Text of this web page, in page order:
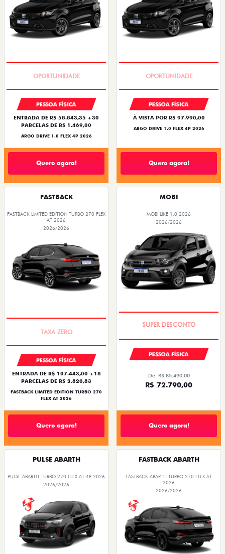
PESSOA FÍSICA
ENTRADA DE R$ 58.843,35 +30
PARCELAS DE R$ 1.469,00
ARGO DRIVE 1.0 FLEX 4P 2026
Quero agora!
PESSOA FÍSICA
À VISTA POR R$ 97.990,00
ARGO DRIVE 1.0 FLEX 4P 2026
Quero agora!
FASTBACK
FASTBACK LIMITED EDITION TURBO 270 FLEX
AT 2026
2026/2026
PESSOA FÍSICA
ENTRADA DE R$ 107.443,00 +18
PARCELAS DE R$ 2.820,83
FASTBACK LIMITED EDITION TURBO 270
FLEX AT 2026
Quero agora!
MOBI
MOBI LIKE 1.0 2026
2026/2026
PESSOA FÍSICA
De: R$ 85.490,00
R$ 72.790,00
Quero agora!
PULSE ABARTH
PULSE ABARTH TURBO 270 FLEX AT 4P 2026
2026/2026
FASTBACK ABARTH
FASTBACK ABARTH TURBO 270 FLEX AT
2026
2026/2026